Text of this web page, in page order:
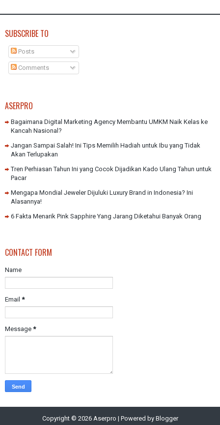
SUBSCRIBE TO
Posts
Comments
ASERPRO
Bagaimana Digital Marketing Agency Membantu UMKM Naik Kelas ke
Kancah Nasional?
Jangan Sampai Salah! Ini Tips Memilih Hadiah untuk Ibu yang Tidak
Akan Terlupakan
Tren Perhiasan Tahun Ini yang Cocok Dijadikan Kado Ulang Tahun untuk
Pacar
Mengapa Mondial Jeweler Dijuluki Luxury Brand in Indonesia? Ini
Alasannya!
6 Fakta Menarik Pink Sapphire Yang Jarang Diketahui Banyak Orang
CONTACT FORM
Name
Email *
Message *
Copyright © 2026 Aserpro | Powered by Blogger